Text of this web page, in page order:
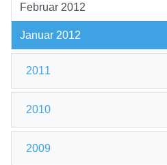
Februar 2012
Januar 2012
2011
2010
2009